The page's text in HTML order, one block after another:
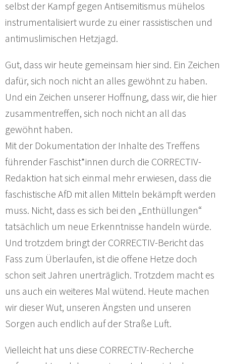
selbst der Kampf gegen Antisemitismus mühelos
instrumentalisiert wurde zu einer rassistischen und
antimuslimischen Hetzjagd.
Gut, dass wir heute gemeinsam hier sind. Ein Zeichen
dafür, sich noch nicht an alles gewöhnt zu haben.
Und ein Zeichen unserer Hoffnung, dass wir, die hier
zusammentreffen, sich noch nicht an all das
gewöhnt haben.
Mit der Dokumentation der Inhalte des Treffens
führender Faschist*innen durch die CORRECTIV-
Redaktion hat sich einmal mehr erwiesen, dass die
faschistische AfD mit allen Mitteln bekämpft werden
muss. Nicht, dass es sich bei den „Enthüllungen“
tatsächlich um neue Erkenntnisse handeln würde.
Und trotzdem bringt der CORRECTIV-Bericht das
Fass zum Überlaufen, ist die offene Hetze doch
schon seit Jahren unerträglich. Trotzdem macht es
uns auch ein weiteres Mal wütend. Heute machen
wir dieser Wut, unseren Ängsten und unseren
Sorgen auch endlich auf der Straße Luft.
Vielleicht hat uns diese CORRECTIV-Recherche